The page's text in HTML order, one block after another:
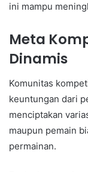
ini mampu
Meta
Dinamis
Komunitas
keuntungan dari
menciptakan
maupun pemain
permainan.